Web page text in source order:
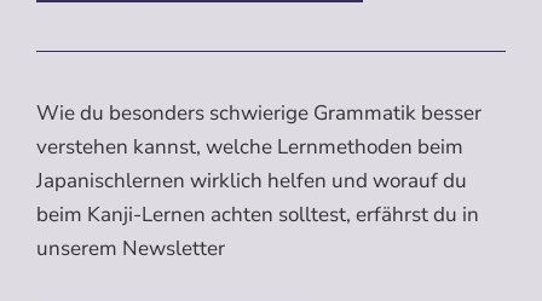
Wie du besonders schwierige Grammatik besser
verstehen kannst, welche Lernmethoden beim
Japanischlernen wirklich helfen und worauf du
beim Kanji-Lernen achten solltest, erfährst du in
unserem Newsletter